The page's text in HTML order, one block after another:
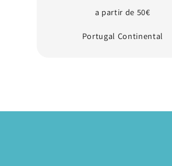
a partir de 50€
Portugal Continental